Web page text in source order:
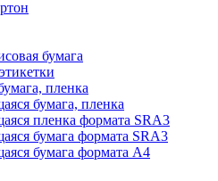
бумага
пленка
бумага, пленка
пленка формата SRА3
бумага формата SRА3
бумага формата А4